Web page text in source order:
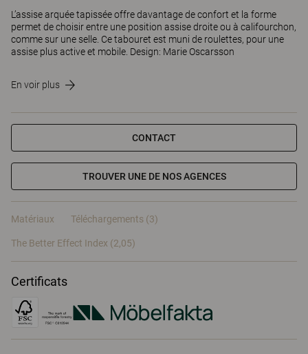
L’assise arquée tapissée offre davantage de confort et la forme
permet de choisir entre une position assise droite ou à califourchon,
comme sur une selle. Ce tabouret est muni de roulettes, pour une
assise plus active et mobile. Design: Marie Oscarsson
En voir plus
CONTACT
TROUVER UNE DE NOS AGENCES
Matériaux Téléchargements (3)
The Better Effect Index (2,05)
Certificats